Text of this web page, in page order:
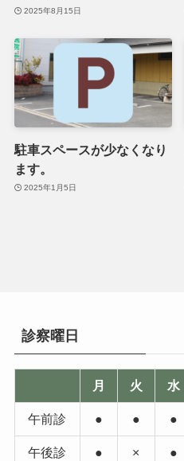
2025年8月15日
駐車スペースが少なくなり
ます。
2025年1月5日
診察曜日
月 火 水
午前診 ● ● ●
午後診 ● × ●